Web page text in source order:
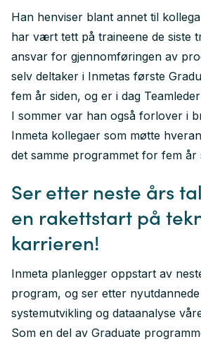
Han henviser blant annet til
har vært tett på traineene de siste
ansvar for gjennomføringen av
selv deltaker i Inmetas første
fem år siden, og er i dag
I sommer var han også forlover i
Inmeta kollegaer som møtte
det samme programmet for fem år
Ser etter neste års
en rakettstart på
karrieren!
Inmeta planlegger oppstart av
program, og ser etter
systemutvikling og dataanalyse
Som en del av Graduate